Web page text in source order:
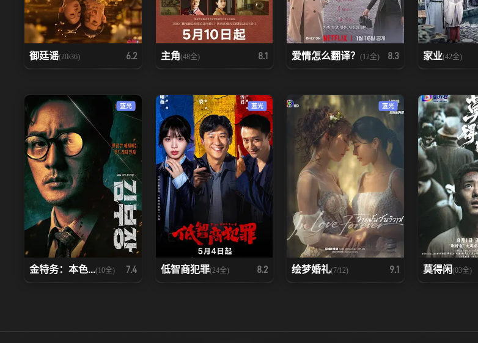
御廷谣‎(20/36) 6.2 主角(48全) 8.1 爱情怎么翻译？ (12全) 8.3 家业(42全)
蓝光
金特务：本色...(10全) 7.4
蓝光
低智商犯罪(24全) 8.2
蓝光
绘梦婚礼(7/12) 9.1 莫得闲(03全)